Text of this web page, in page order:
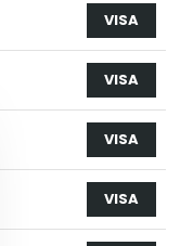
VISA
VISA
VISA
VISA